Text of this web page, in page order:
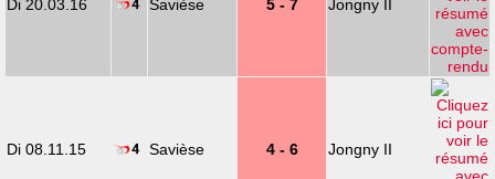
Di 20.03.16 Savièse 5 - 7 Jongny II
Di 08.11.15 Savièse 4 - 6 Jongny II